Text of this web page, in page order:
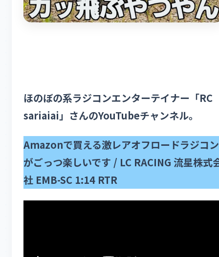
ほのぼの系ラジコンエンターテイナー「RC
sariaiai」さんのYouTubeチャンネル。
Amazonで買える激レアオフロードラジコン
がごっつ楽しいです / LC RACING 流星株式
社 EMB-SC 1:14 RTR